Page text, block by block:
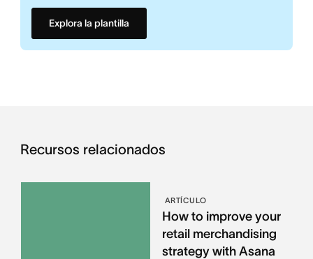
Explora la plantilla
Recursos relacionados
ARTÍCULO
How to improve your
retail merchandising
strategy with Asana